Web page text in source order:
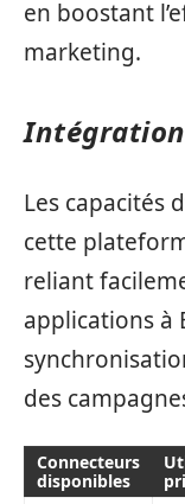
en boostant
marketing.
Les capacités
cette
reliant
applications à
des
Connecteurs
disponibles